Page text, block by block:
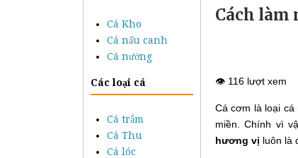
Cá Kho
Cá nấu canh
Cá nướng
Các loại cá
Cá trắm
Cá Thu
Cá lóc
Cách làm
👁️ 116 lượt xem
Cá cơm là loại
miền. Chính vì
hương vị luôn là